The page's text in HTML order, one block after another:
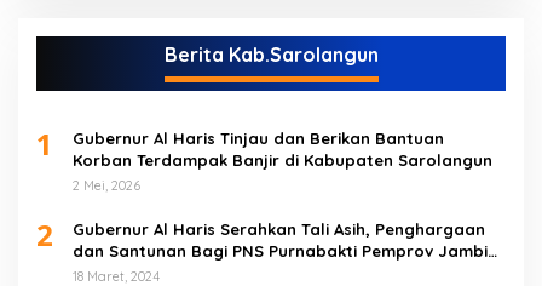
Berita Kab.Sarolangun
1
Gubernur Al Haris Tinjau dan Berikan Bantuan
Korban Terdampak Banjir di Kabupaten Sarolangun
2 Mei, 2026
2
Gubernur Al Haris Serahkan Tali Asih, Penghargaan
dan Santunan Bagi PNS Purnabakti Pemprov Jambi
Yang Berada di Sarolangun
18 Maret, 2024